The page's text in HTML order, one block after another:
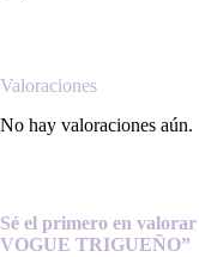
Valoraciones
No hay valoraciones aún.
Sé el primero en
VOGUE TRIGUEÑO”